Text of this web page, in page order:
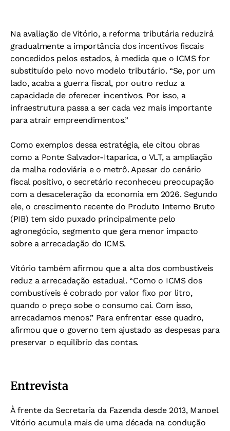
Na avaliação de Vitório, a reforma tributária reduzirá
gradualmente a importância dos incentivos fiscais
concedidos pelos estados, à medida que o ICMS for
substituído pelo novo modelo tributário. “Se, por um
lado, acaba a guerra fiscal, por outro reduz a
capacidade de oferecer incentivos. Por isso, a
infraestrutura passa a ser cada vez mais importante
para atrair empreendimentos.”
Como exemplos dessa estratégia, ele citou obras
como a Ponte Salvador-Itaparica, o VLT, a ampliação
da malha rodoviária e o metrô. Apesar do cenário
fiscal positivo, o secretário reconheceu preocupação
com a desaceleração da economia em 2026. Segundo
ele, o crescimento recente do Produto Interno Bruto
(PIB) tem sido puxado principalmente pelo
agronegócio, segmento que gera menor impacto
sobre a arrecadação do ICMS.
Vitório também afirmou que a alta dos combustíveis
reduz a arrecadação estadual. “Como o ICMS dos
combustíveis é cobrado por valor fixo por litro,
quando o preço sobe o consumo cai. Com isso,
arrecadamos menos.” Para enfrentar esse quadro,
afirmou que o governo tem ajustado as despesas para
preservar o equilíbrio das contas.
Entrevista
À frente da Secretaria da Fazenda desde 2013, Manoel
Vitório acumula mais de uma década na condução